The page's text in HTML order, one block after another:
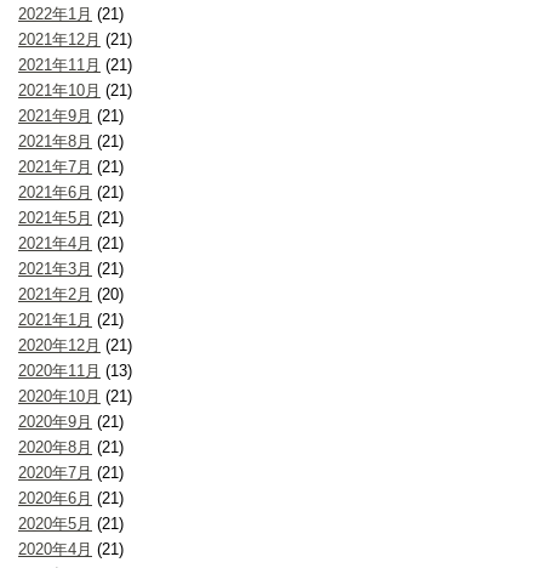
2022年1月 (21)
2021年12月 (21)
2021年11月 (21)
2021年10月 (21)
2021年9月 (21)
2021年8月 (21)
2021年7月 (21)
2021年6月 (21)
2021年5月 (21)
2021年4月 (21)
2021年3月 (21)
2021年2月 (20)
2021年1月 (21)
2020年12月 (21)
2020年11月 (13)
2020年10月 (21)
2020年9月 (21)
2020年8月 (21)
2020年7月 (21)
2020年6月 (21)
2020年5月 (21)
2020年4月 (21)